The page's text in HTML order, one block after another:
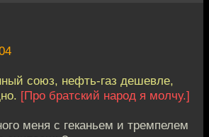
союз, нефть-газ дешевле,
[Про братский народ я молчу.]
меня с геканьем и тремпелем